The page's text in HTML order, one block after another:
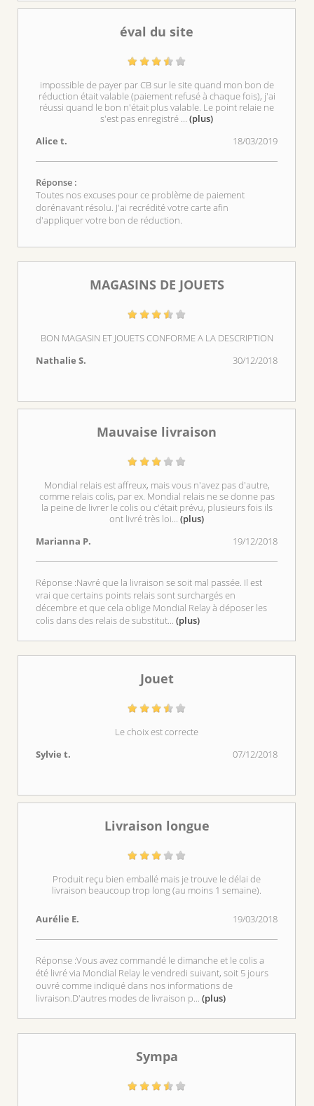
éval du site
impossible de payer par CB sur le site quand mon bon de
réduction était valable (paiement refusé à chaque fois), j'ai
réussi quand le bon n'était plus valable. Le point relaie ne
s'est pas enregistré ...(plus)
Alice t.
18/03/2019
Réponse :
Toutes nos excuses pour ce problème de paiement
dorénavant résolu. J'ai recrédité votre carte afin
d'appliquer votre bon de réduction.
MAGASINS DE JOUETS
BON MAGASIN ET JOUETS CONFORME A LA DESCRIPTION
Nathalie S.
30/12/2018
Mauvaise livraison
Mondial relais est affreux, mais vous n'avez pas d'autre,
comme relais colis, par ex. Mondial relais ne se donne pas
la peine de livrer le colis ou c'était prévu, plusieurs fois ils
ont livré très loi...(plus)
Marianna P.
19/12/2018
Réponse :Navré que la livraison se soit mal passée. Il est
vrai que certains points relais sont surchargés en
décembre et que cela oblige Mondial Relay à déposer les
colis dans des relais de substitut...(plus)
Jouet
Le choix est correcte
Sylvie t.
07/12/2018
Livraison longue
Produit reçu bien emballé mais je trouve le délai de
livraison beaucoup trop long (au moins 1 semaine).
Aurélie E. 19/03/2018
Réponse :Vous avez commandé le dimanche et le colis a
été livré via Mondial Relay le vendredi suivant, soit 5 jours
ouvré comme indiqué dans nos informations de
livraison.D'autres modes de livraison p...(plus)
Sympa